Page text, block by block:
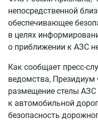
непосредственной
обеспечивающее
в целях
о приближении к АЗС
Как сообщает пресс-
ведомства, Президиум
размещение стелы АЗС
к автомобильной
безопасность